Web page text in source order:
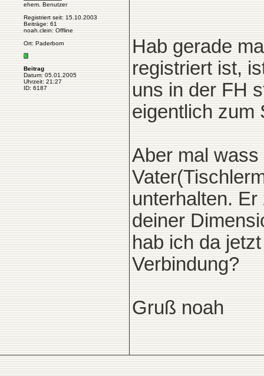
ehem. Benutzer
Registriert seit: 15.10.2003
Beiträge: 61
noah.clein: Offline
Ort: Paderborn
Beitrag
Datum: 05.01.2005
Uhrzeit: 21:27
ID: 6187
Hab gerade
registriert ist,
uns in der FH
eigentlich zum
Aber mal
unterhalten.
deiner
hab ich da
Verbindung?
Gruß noah